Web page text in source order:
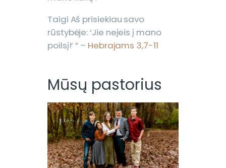
Taigi Aš prisiekiau savo
rūstybėje: ‘Jie neįeis į mano
poilsį!’ ” – Hebrajams 3,7-11
Mūsų pastorius